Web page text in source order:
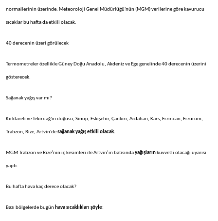
normallerinin üzerinde. Meteoroloji Genel Müdürlüğü'nün (MGM) verilerine göre kavurucu
sıcaklar bu hafta da etkili olacak.
40 derecenin üzeri görülecek
Termometreler özellikle Güney Doğu Anadolu, Akdeniz ve Ege genelinde 40 derecenin üzerini
gösterecek.
Sağanak yağış var mı?
Kırklareli ve Tekirdağ'ın doğusu, Sinop, Eskişehir, Çankırı, Ardahan, Kars, Erzincan, Erzurum,
Trabzon, Rize, Artvin'desağanak yağış etkili olacak.
MGM Trabzon ve Rize’nin iç kesimleri ile Artvin’in batısındayağışlarınkuvvetli olacağı uyarısı
yaptı.
Bu hafta hava kaç derece olacak?
Bazı bölgelerde bugünhava sıcaklıkları şöyle: